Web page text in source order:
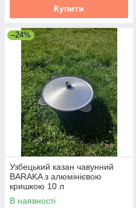
Купити
–24%
Узбецький казан чавунний
BARAKA з алюмінієвою
кришкою 10 л
В наявності